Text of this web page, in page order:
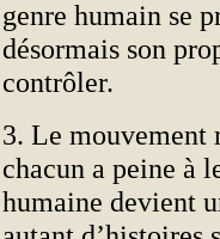
genre humain se
désormais son
contrôler.
3. Le mouvement
chacun a peine à
humaine devient